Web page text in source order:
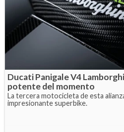
Ducati Panigale V4
potente del momento
La tercera motocicleta de esta
impresionante superbike.